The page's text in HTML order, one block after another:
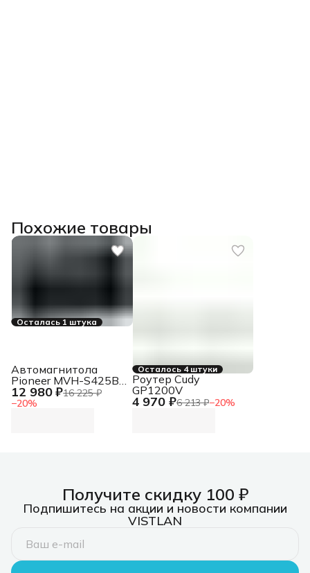
Похожие товары
Осталась 1 штука
12 980 ₽16 225 ₽
−20%
Автомагнитола
Pioneer MVH-S425BT
2DIN 4x50Вт ПДУ
RDS
Осталось 4 штуки
4 970 ₽6 213 ₽−20%
Роутер Cudy
GP1200V
Получите скидку 100 ₽
Подпишитесь на акции и новости компании
VISTLAN